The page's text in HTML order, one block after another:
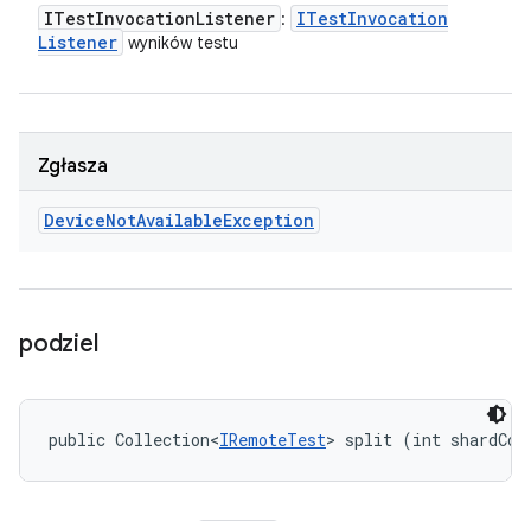
ITestInvocationListener : ITestInvocation
Listener wyników testu
Zgłasza
DeviceNotAvailableException
podziel
public Collection<IRemoteTest> split (int